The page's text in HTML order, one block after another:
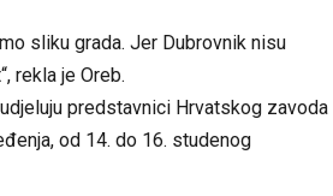
sliku grada. Jer Dubrovnik nisu
rekla je Oreb.
predstavnici Hrvatskog zavoda
od 14. do 16. studenog